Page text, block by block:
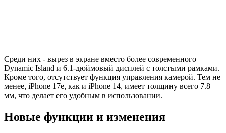
Среди них - вырез в экране вместо более современного
Dynamic Island и 6.1-дюймовый дисплей с толстыми рамками.
Кроме того, отсутствует функция управления камерой. Тем не
менее, iPhone 17e, как и iPhone 14, имеет толщину всего 7.8
мм, что делает его удобным в использовании.
Новые функции и изменения